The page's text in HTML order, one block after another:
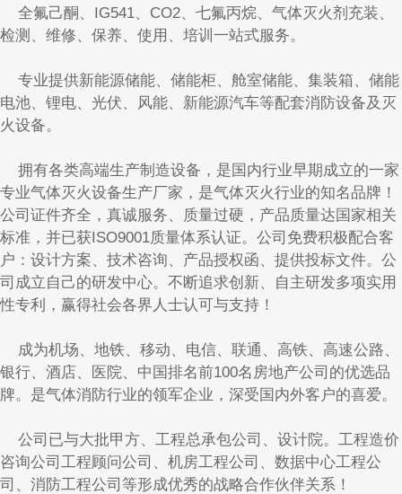
全氟己酮、IG541、CO2、七氟丙烷、气体灭火剂充装、
检测、维修、保养、使用、培训一站式服务。
专业提供新能源储能、储能柜、舱室储能、集装箱、储能
电池、锂电、光伏、风能、新能源汽车等配套消防设备及灭
火设备。
拥有各类高端生产制造设备，是国内行业早期成立的一家
专业气体灭火设备生产厂家，是气体灭火行业的知名品牌！
公司证件齐全，真诚服务、质量过硬，产品质量达国家相关
标准，并已获ISO9001质量体系认证。公司免费积极配合客
户：设计方案、技术咨询、产品授权函、提供投标文件。公
司成立自己的研发中心。不断追求创新、自主研发多项实用
性专利，赢得社会各界人士认可与支持！
成为机场、地铁、移动、电信、联通、高铁、高速公路、
银行、酒店、医院、中国排名前100名房地产公司的优选品
牌。是气体消防行业的领军企业，深受国内外客户的喜爱。
公司已与大批甲方、工程总承包公司、设计院。工程造价
咨询公司工程顾问公司、机房工程公司、数据中心工程公
司、消防工程公司等形成优秀的战略合作伙伴关系！